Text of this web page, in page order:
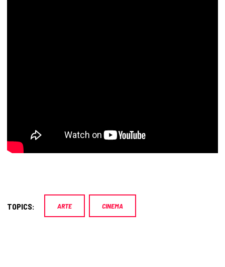
TOPICS: ARTE CINEMA